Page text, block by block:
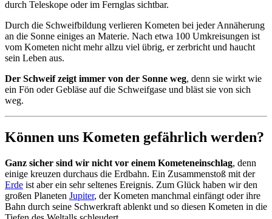
durch Teleskope oder im Fernglas sichtbar.
Durch die Schweifbildung verlieren Kometen bei jeder Annäherung
an die Sonne einiges an Materie. Nach etwa 100 Umkreisungen ist
vom Kometen nicht mehr allzu viel übrig, er zerbricht und haucht
sein Leben aus.
Der Schweif zeigt immer von der Sonne weg, denn sie wirkt wie
ein Fön oder Gebläse auf die Schweifgase und bläst sie von sich
weg.
Können uns Kometen gefährlich werden?
Ganz sicher sind wir nicht vor einem Kometeneinschlag, denn
einige kreuzen durchaus die Erdbahn. Ein Zusammenstoß mit der
Erde ist aber ein sehr seltenes Ereignis. Zum Glück haben wir den
großen Planeten Jupiter, der Kometen manchmal einfängt oder ihre
Bahn durch seine Schwerkraft ablenkt und so diesen Kometen in die